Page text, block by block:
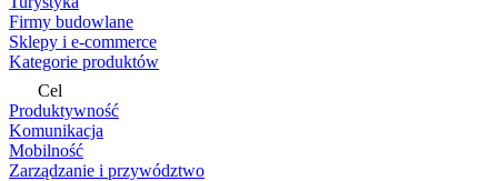
Firmy budowlane
Sklepy i e-commerce
Kategorie produktów
Cel
Produktywność
Komunikacja
Mobilność
Zarządzanie i przywództwo